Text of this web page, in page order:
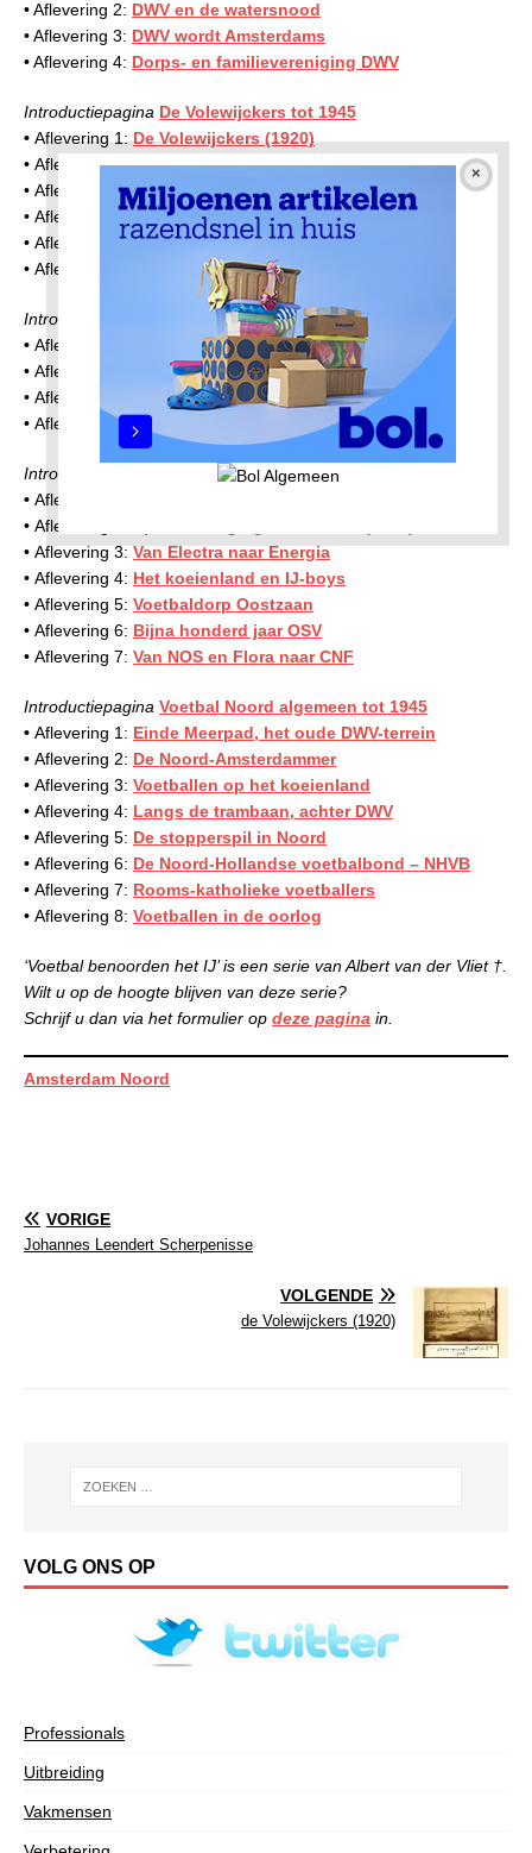
• Aflevering 2: DWV en de watersnood
• Aflevering 3: DWV wordt Amsterdams
• Aflevering 4: Dorps- en familievereniging DWV
Introductiepagina De Volewijckers tot 1945
• Aflevering 1:De Volewijckers (1920)
• Aflevering 2:Voorzitter Douwe Wagenaar
• Aflevering 3:Vrouwen gaan ook sporten
• Aflevering 4:De jeugd bij de Volewijckers
• Aflevering 5:De opmars van de Volewijckers
• Aflevering 6:
Volewijckers landkampioen
Introductiepagina
Clubs Noord-Oost tot 1945
• Aflevering 1:
VVA, RKVVA, Rood-Wit A
• Aflevering 2:
MVZ en KMVZ, hand- en hoofdarbeiders
• Aflevering 3:
Schellingwoude en BPC
• Aflevering 4:De voetbalclubs van Blauwe Zand
Introductiepagina
Clubs Noord-West tot 1945
• Aflevering 1:
• Aflevering 2:
• Aflevering 3:Van Electra naar Energia
• Aflevering 4: Het koeienland en IJ-boys
• Aflevering 5: Voetbaldorp Oostzaan
• Aflevering 6: Bijna honderd jaar OSV
• Aflevering 7: Van NOS en Flora naar CNF
Introductiepagina Voetbal Noord algemeen tot 1945
• Aflevering 1: Einde Meerpad, het oude DWV-terrein
• Aflevering 2: De Noord-Amsterdammer
• Aflevering 3: Voetballen op het koeienland
• Aflevering 4: Langs de trambaan, achter DWV
• Aflevering 5: De stopperspil in Noord
• Aflevering 6: De Noord-Hollandse voetbalbond – NHVB
• Aflevering 7: Rooms-katholieke voetballers
• Aflevering 8: Voetballen in de oorlog
‘Voetbal benoorden het IJ’ is een serie van Albert van der Vliet †.
Wilt u op de hoogte blijven van deze serie?
Schrijf u dan via het formulier op deze pagina in.
Amsterdam Noord
VORIGE
Johannes Leendert Scherpenisse
VOLGENDE
de Volewijckers (1920)
VOLG ONS OP
Professionals
Uitbreiding
Vakmensen